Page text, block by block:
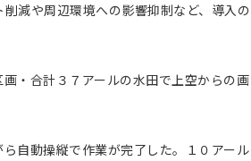
減や周辺環境への影響抑制など、導入の
・合計３７アールの水田で上空からの画
自動操縦で作業が完了した。１０アール